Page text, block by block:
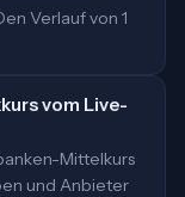
Verlauf von 1
vom Live-
Mittelkurs
und Anbieter